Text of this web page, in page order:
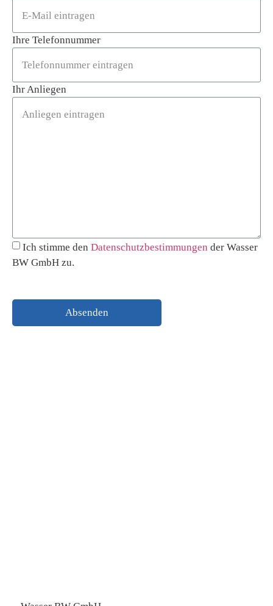
Ihre Telefonnummer
Ihr Anliegen
Ich stimme den Datenschutzbestimmungen der Wasser
BW GmbH zu.
Absenden